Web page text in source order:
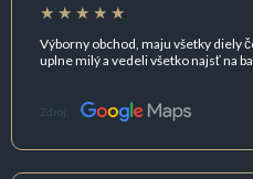
Výborny obchod, maju všetky diely
uplne milý a vedeli všetko najsť na
Zdroj: